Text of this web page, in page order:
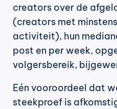
creators over de
(creators met
activiteit), hun
post en per week,
volgersbereik,
Eén vooroordeel dat
steekproef is